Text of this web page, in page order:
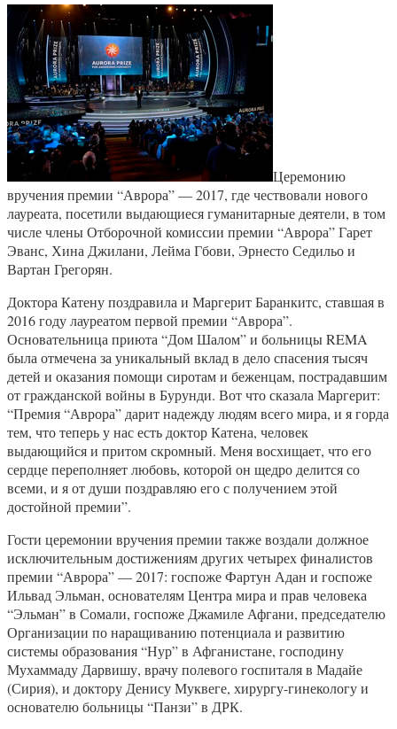
Церемонию
вручения премии “Аврора” — 2017, где чествовали нового
лауреата, посетили выдающиеся гуманитарные деятели, в том
числе члены Отборочной комиссии премии “Аврора” Гарет
Эванс, Хина Джилани, Лейма Гбови, Эрнесто Седильо и
Вартан Грегорян.
Доктора Катену поздравила и Маргерит Баранкитс, ставшая в
2016 году лауреатом первой премии “Аврора”.
Основательница приюта “Дом Шалом” и больницы REMA
была отмечена за уникальный вклад в дело спасения тысяч
детей и оказания помощи сиротам и беженцам, пострадавшим
от гражданской войны в Бурунди. Вот что сказала Маргерит:
“Премия “Аврора” дарит надежду людям всего мира, и я горда
тем, что теперь у нас есть доктор Катена, человек
выдающийся и притом скромный. Меня восхищает, что его
сердце переполняет любовь, которой он щедро делится со
всеми, и я от души поздравляю его с получением этой
достойной премии”.
Гости церемонии вручения премии также воздали должное
исключительным достижениям других четырех финалистов
премии “Аврора” — 2017: госпоже Фартун Адан и госпоже
Ильвад Эльман, основателям Центра мира и прав человека
“Эльман” в Сомали, госпоже Джамиле Афгани, председателю
Организации по наращиванию потенциала и развитию
системы образования “Нур” в Афганистане, господину
Мухаммаду Дарвишу, врачу полевого госпиталя в Мадайе
(Сирия), и доктору Денису Муквеге, хирургу-гинекологу и
основателю больницы “Панзи” в ДРК.